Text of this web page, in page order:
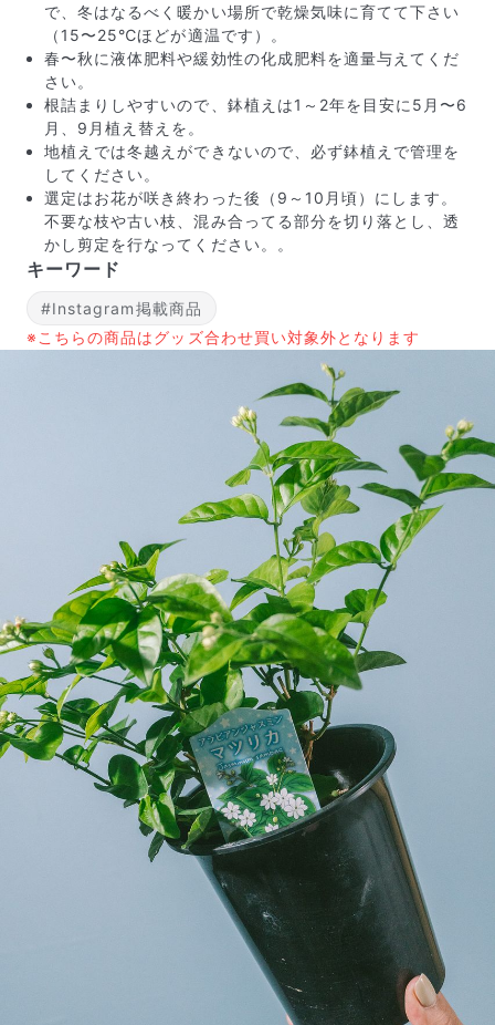
写真と同じものが届く？
商品ページに掲載している写真は、実際にお届けする商
品を撮影したものです。お花は生き物なので、どうして
も色味やサイズ・咲き方に個体差はありますが、できる
だけ写真のイメージに近いものをお届けできるように人
の目でチェックをしています。
よくある質問
Q. 毎月自動でお花が届くサービスですか？
いいえ、毎月自動でお届けするサービスではありません。好
きな時に好きな花をご注文いただけます。
Q. 配送できないエリアはありますか？
ただいま沖縄・離島エリアへの配送には対応しておりませ
Q. 配送日時は指定できますか？
お花をベストなタイミングで発送しているため、お届け日の
指定はできません。受け取り時間帯は、発送後にクロネコヤ
マトのアプリから変更可能です。
Q. 注文後にキャンセルできますか？
ご注文後一定時間内であればキャンセル可能です。
で、冬はなるべく暖かい場所で乾燥気味に育てて下さい
（15〜25℃ほどが適温です）。
春〜秋に液体肥料や緩効性の化成肥料を適量与えてくだ
さい。
根詰まりしやすいので、鉢植えは1～2年を目安に5月〜6
月、9月植え替えを。
地植えでは冬越えができないので、必ず鉢植えで管理を
してください。
選定はお花が咲き終わった後（9～10月頃）にします。
不要な枝や古い枝、混み合ってる部分を切り落とし、透
かし剪定を行なってください。 。
キーワード
#Instagram掲載商品
※こちらの商品はグッズ合わせ買い対象外となります